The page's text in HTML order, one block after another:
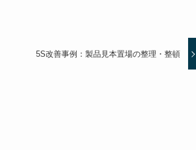
5S改善事例：製品見本置場の整理・整頓